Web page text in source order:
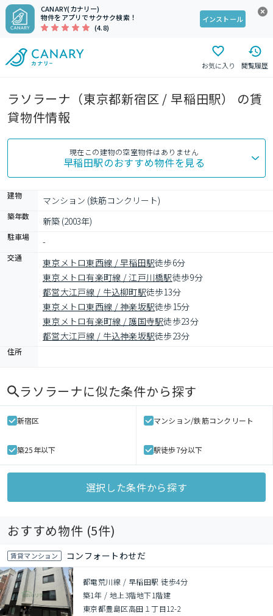
CANARY(カナリー)
物件をアプリでサクサク検索！
(4.8)
インストール
お気に入り 閲覧履歴
ラソラーナ（東京都新宿区 / 早稲田駅） の賃
貸物件情報
現在この建物の空室物件はありません
早稲田駅のおすすめ物件を見る
建物 マンション (鉄筋コンクリート)
築年数 新築 (2003年)
駐車場 -
交通 東京メトロ東西線 / 早稲田駅徒歩6分
東京メトロ有楽町線 / 江戸川橋駅徒歩9分
都営大江戸線 / 牛込柳町駅徒歩13分
東京メトロ東西線 / 神楽坂駅徒歩15分
東京メトロ有楽町線 / 護国寺駅徒歩23分
都営大江戸線 / 牛込神楽坂駅徒歩23分
住所
ラソラーナに似た条件から探す
新宿区 マンション/鉄筋コンクリート
築25年以下 駅徒歩7分以下
選択した条件から探す
おすすめ物件 (5件)
賃貸マンション コンフォートわせだ
都電荒川線 / 早稲田駅 徒歩4分
築1年 / 地上3階地下1階建
東京都豊島区高田１丁目12-2